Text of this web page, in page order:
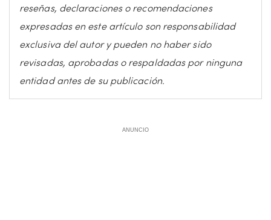
reseñas, declaraciones o recomendaciones
expresadas en este artículo son responsabilidad
exclusiva del autor y pueden no haber sido
revisadas, aprobadas o respaldadas por ninguna
entidad antes de su publicación.
ANUNCIO